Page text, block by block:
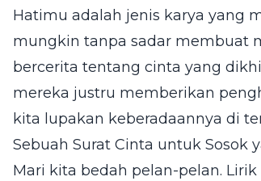
Hatimu adalah jenis karya yang
mungkin tanpa sadar membuat
bercerita tentang cinta yang
mereka justru memberikan
kita lupakan keberadaannya di
Sebuah Surat Cinta untuk Sosok
Mari kita bedah pelan-pelan.